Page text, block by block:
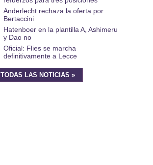
Anderlecht rechaza la oferta por
Bertaccini
Hatenboer en la plantilla A, Ashimeru
y Dao no
Oficial: Flies se marcha
definitivamente a Lecce
TODAS LAS NOTICIAS »